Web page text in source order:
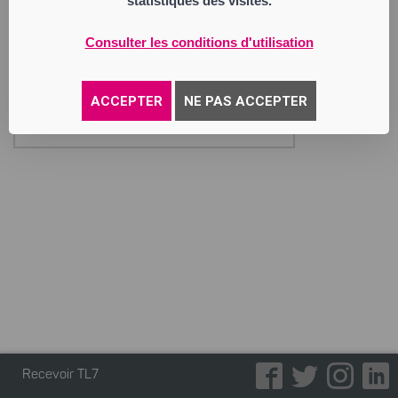
Consulter les conditions d'utilisation
ACCEPTER NE PAS ACCEPTER
Société par Actions Simplifiée
Siège social : 35 boulevard Fayol
887 994 978 RCS Saint Etienne
Activité : boulangerie – pâtisserie.
Recevoir TL7